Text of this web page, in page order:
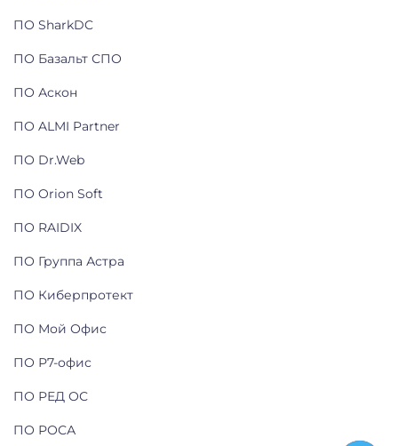
ПО SharkDC
ПО Базальт СПО
ПО Аскон
ПО ALMI Partner
ПО Dr.Web
ПО Orion Soft
ПО RAIDIX
ПО Группа Астра
ПО Киберпротект
ПО Мой Офис
ПО Р7-офис
ПО РЕД ОС
ПО РОСА